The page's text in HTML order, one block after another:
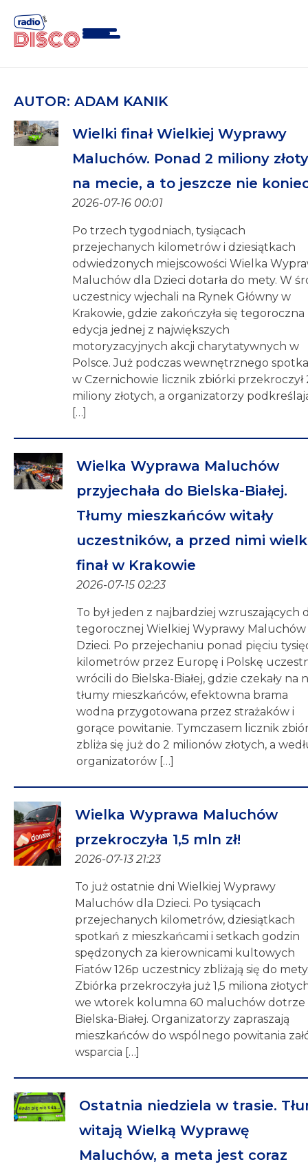
content
AUTOR: ADAM KANIK
Wielki finał Wielkiej Wyprawy
Maluchów. Ponad 2 miliony
na mecie, a to jeszcze nie
2026-07-16 00:01
Po trzech tygodniach, tysiącach
przejechanych kilometrów i dziesiątkach
odwiedzonych miejscowości Wielka
Maluchów dla Dzieci dotarła do mety. W
uczestnicy wjechali na Rynek Główny w
Krakowie, gdzie zakończyła się tegoroczna
edycja jednej z największych
motoryzacyjnych akcji charytatywnych w
Polsce. Już podczas wewnętrznego
w Czernichowie licznik zbiórki przekroczył
miliony złotych, a organizatorzy
[…]
Wielka Wyprawa Maluchów
przyjechała do Bielska-Białej.
Tłumy mieszkańców witały
uczestników, a przed nimi
finał w Krakowie
2026-07-15 02:23
To był jeden z najbardziej wzruszających
tegorocznej Wielkiej Wyprawy Maluchów
Dzieci. Po przejechaniu ponad pięciu
kilometrów przez Europę i Polskę
wrócili do Bielska-Białej, gdzie czekały na
tłumy mieszkańców, efektowna brama
wodna przygotowana przez strażaków i
gorące powitanie. Tymczasem licznik
zbliża się już do 2 milionów złotych, a
organizatorów […]
Wielka Wyprawa Maluchów
przekroczyła 1,5 mln zł!
2026-07-13 21:23
To już ostatnie dni Wielkiej Wyprawy
Maluchów dla Dzieci. Po tysiącach
przejechanych kilometrów, dziesiątkach
spotkań z mieszkańcami i setkach godzin
spędzonych za kierownicami kultowych
Fiatów 126p uczestnicy zbliżają się do
Zbiórka przekroczyła już 1,5 miliona
we wtorek kolumna 60 maluchów dotrze
Bielska-Białej. Organizatorzy zapraszają
mieszkańców do wspólnego powitania
wsparcia […]
Ostatnia niedziela w trasie.
witają Wielką Wyprawę
Maluchów, a meta jest coraz